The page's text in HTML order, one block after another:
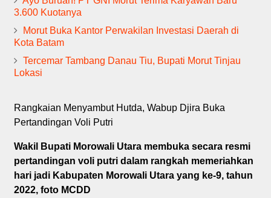
3.600 Kuotanya
Morut Buka Kantor Perwakilan Investasi Daerah di
Kota Batam
Tercemar Tambang Danau Tiu, Bupati Morut Tinjau
Lokasi
Rangkaian Menyambut Hutda, Wabup Djira Buka
Pertandingan Voli Putri
Wakil Bupati Morowali Utara membuka secara resmi
pertandingan voli putri dalam rangkah memeriahkan
hari jadi Kabupaten Morowali Utara yang ke-9, tahun
2022, foto MCDD